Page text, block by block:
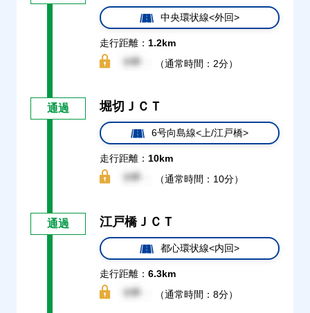
中央環状線<外回>
走行距離： 1.2km
（通常時間：2分）
通過 堀切ＪＣＴ
6号向島線<上/江戸橋>
走行距離： 10km
（通常時間：10分）
通過 江戸橋ＪＣＴ
都心環状線<内回>
走行距離： 6.3km
（通常時間：8分）